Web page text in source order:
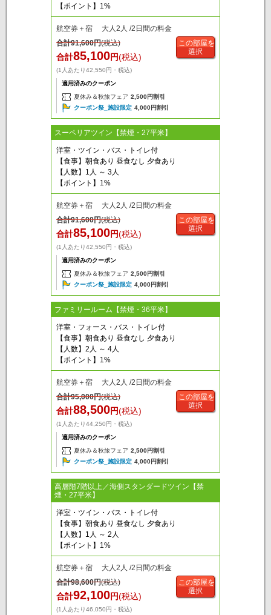
【ポイント】1%
航空券＋宿 大人2人 /2日間の料金
合計91,600円(税込)
合計85,100円(税込)
(1人あたり42,550円・税込)
適用済みのクーポン
夏休み＆秋旅フェア 2,500円割引
クーポン祭_施設限定 4,000円割引
この部屋を
選択
スーペリアツイン【禁煙・27平米】
洋室・ツイン・バス・トイレ付
【食事】朝食あり 昼食なし 夕食あり
【人数】1人 ～ 3人
【ポイント】1%
航空券＋宿 大人2人 /2日間の料金
合計91,600円(税込)
合計85,100円(税込)
(1人あたり42,550円・税込)
適用済みのクーポン
夏休み＆秋旅フェア 2,500円割引
クーポン祭_施設限定 4,000円割引
この部屋を
選択
ファミリールーム【禁煙・36平米】
洋室・フォース・バス・トイレ付
【食事】朝食あり 昼食なし 夕食あり
【人数】2人 ～ 4人
【ポイント】1%
航空券＋宿 大人2人 /2日間の料金
合計95,000円(税込)
合計88,500円(税込)
(1人あたり44,250円・税込)
適用済みのクーポン
夏休み＆秋旅フェア 2,500円割引
クーポン祭_施設限定 4,000円割引
この部屋を
選択
高層階7階以上／海側スタンダードツイン【禁
煙・27平米】
洋室・ツイン・バス・トイレ付
【食事】朝食あり 昼食なし 夕食あり
【人数】1人 ～ 2人
【ポイント】1%
航空券＋宿 大人2人 /2日間の料金
合計98,600円(税込)
合計92,100円(税込)
(1人あたり46,050円・税込)
この部屋を
選択